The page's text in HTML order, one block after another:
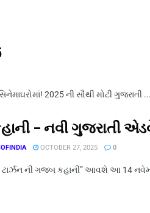
2025 ની સૌથી મોટી ગુજરાતી ...
– નવી ગુજરાતી
OCTOBER 27, 2025 0
ટાર્ઝન ની ગજબ કહાની” આવશે આ 14